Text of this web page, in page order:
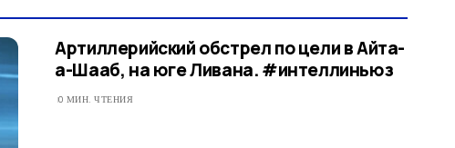
Артиллерийский обстрел по цели в Айта-
а-Шааб, на юге Ливана. #интеллиньюз
0 МИН. ЧТЕНИЯ